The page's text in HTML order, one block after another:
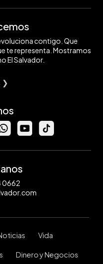
contigo. Que
te representa. Mostramos
El Salvador.
❯
0662
Vida
Dinero y Negocios